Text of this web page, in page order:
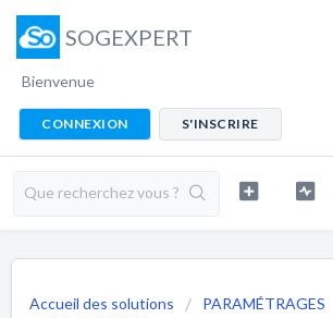
SOGEXPERT
Bienvenue
CONNEXION S'INSCRIRE
Accueil des solutions
PARAMÉTRAGES